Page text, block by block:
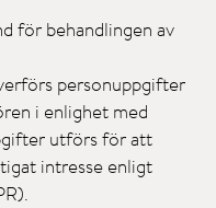
för behandlingen av
personuppgifter
i enlighet med
utförs för att
intresse enligt